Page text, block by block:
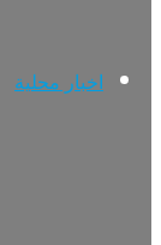
اخبار محلية